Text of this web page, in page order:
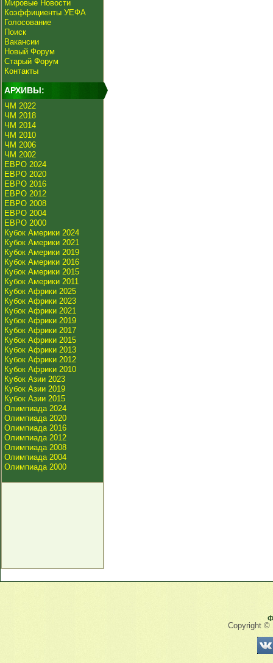
Мировые Новости
Коэффициенты УЕФА
Голосование
Поиск
Вакансии
Новый Форум
Старый Форум
Контакты
АРХИВЫ:
ЧМ 2022
ЧМ 2018
ЧМ 2014
ЧМ 2010
ЧМ 2006
ЧМ 2002
ЕВРО 2024
ЕВРО 2020
ЕВРО 2016
ЕВРО 2012
ЕВРО 2008
ЕВРО 2004
ЕВРО 2000
Кубок Америки 2024
Кубок Америки 2021
Кубок Америки 2019
Кубок Америки 2016
Кубок Америки 2015
Кубок Америки 2011
Кубок Африки 2025
Кубок Африки 2023
Кубок Африки 2021
Кубок Африки 2019
Кубок Африки 2017
Кубок Африки 2015
Кубок Африки 2013
Кубок Африки 2012
Кубок Африки 2010
Кубок Азии 2023
Кубок Азии 2019
Кубок Азии 2015
Олимпиада 2024
Олимпиада 2020
Олимпиада 2016
Олимпиада 2012
Олимпиада 2008
Олимпиада 2004
Олимпиада 2000
Copyright ©